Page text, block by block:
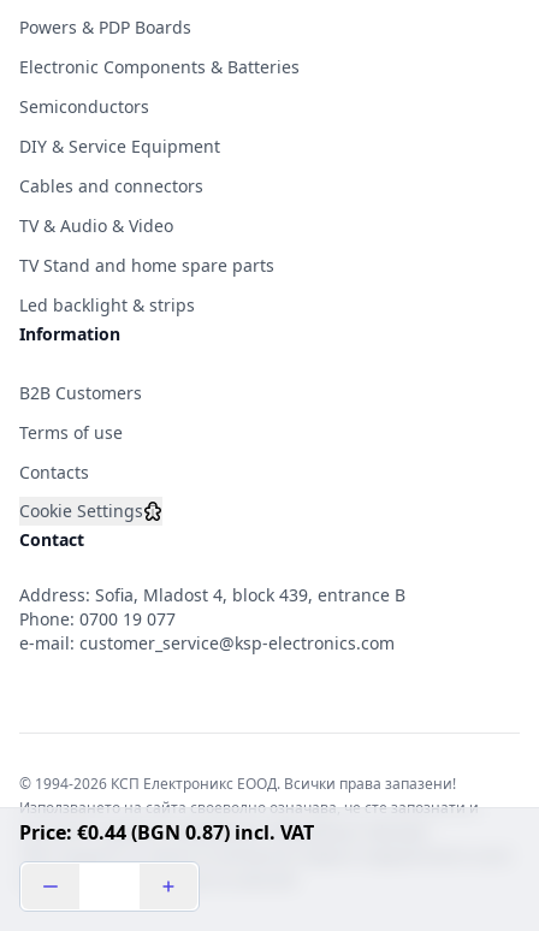
Price: €0.44 (BGN 0.87) incl. VAT
Powers & PDP Boards
Electronic Components & Batteries
Semiconductors
DIY & Service Equipment
Cables and connectors
TV & Audio & Video
TV Stand and home spare parts
Led backlight & strips
Information
B2B Customers
Terms of use
Contacts
Cookie Settings
Contact
Address: Sofia, Mladost 4, block 439, entrance B
Phone: 0700 19 077
e-mail: customer_service@ksp-electronics.com
© 1994-2026 КСП Електроникс ЕООД. Всички права запазени!
Използването на сайта своеволно означава, че сте запознати и
съгласни с правната информация обвързваща софтуера.
отговорност с цялата сила на закона!b